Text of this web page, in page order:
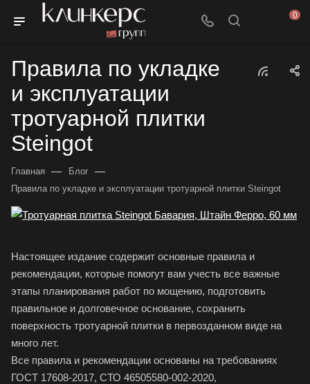
0
Правила по укладке
и эксплуатации
тротуарной плитки
Steingot
Главная — Блог —
Правила по укладке и эксплуатации тротуарной плитки Steingot
Настоящее издание содержит основные правила и
рекомендации, которые помогут вам учесть все важные
этапы планирования работ по мощению, подготовить
правильное и долговечное основание, сохранить
поверхность тротуарной плитки в первозданном виде на
много лет.
Все правила и рекомендации основаны на требованиях
ГОСТ 17608-2017, СТО 46505580-002-2020,